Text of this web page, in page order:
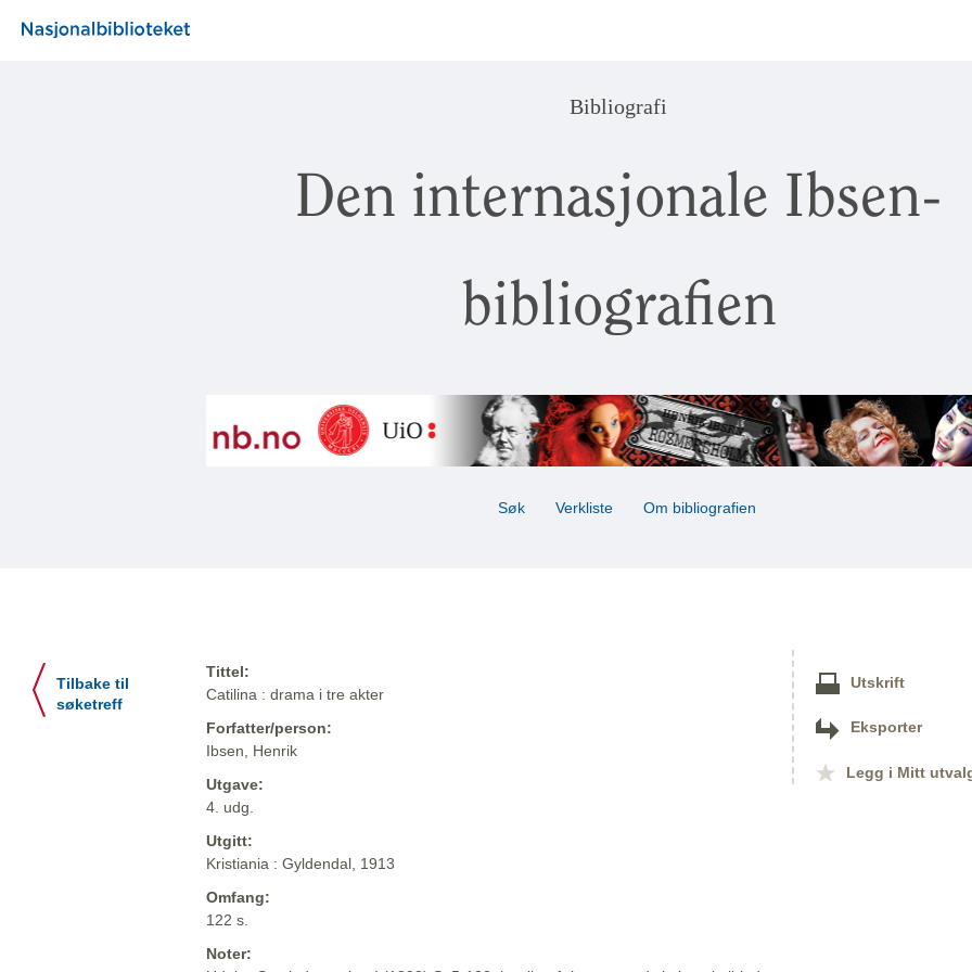
Bibliografi
Den internasjonale Ibsen-
bibliografien
Søk Verkliste Om bibliografien
Tilbake til
søketreff
Tittel:
Catilina : drama i tre akter
Forfatter/person:
Ibsen, Henrik
Utgave:
4. udg.
Utgitt:
Kristiania : Gyldendal, 1913
Omfang:
122 s.
Noter:
Utskrift
Eksporter
Legg i Mitt